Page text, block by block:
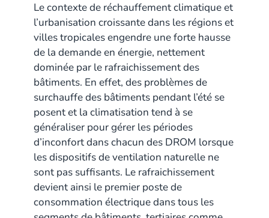
Le contexte de réchauffement climatique et
l’urbanisation croissante dans les régions et
villes tropicales engendre une forte hausse
de la demande en énergie, nettement
dominée par le rafraichissement des
bâtiments. En effet, des problèmes de
surchauffe des bâtiments pendant l’été se
posent et la climatisation tend à se
généraliser pour gérer les périodes
d’inconfort dans chacun des DROM lorsque
les dispositifs de ventilation naturelle ne
sont pas suffisants. Le rafraichissement
devient ainsi le premier poste de
consommation électrique dans tous les